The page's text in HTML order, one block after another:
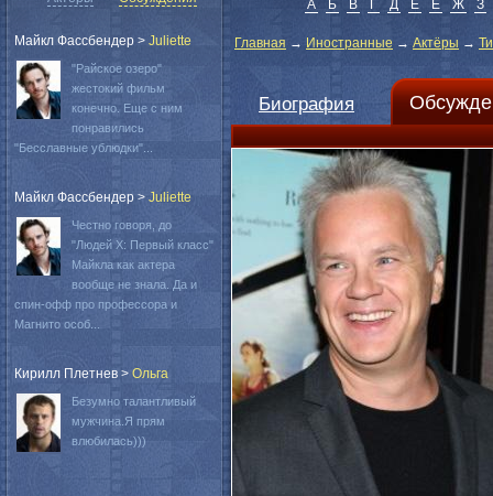
А Б В Г Д Е Ё Ж З
Главная → Иностранные → Актёры →
Биография
Майкл Фассбендер > Juliette
"Райское озеро"
жестокий фильм
конечно. Еще с ним
понравились
"Бесславные ублюдки"...
Майкл Фассбендер > Juliette
Честно говоря, до
"Людей Х: Первый класс"
Майкла как актера
вообще не знала. Да и
спин-офф про профессора и
Магнито особ...
Кирилл Плетнев > Oльга
Безумно талантливый
мужчина.Я прям
влюбилась)))